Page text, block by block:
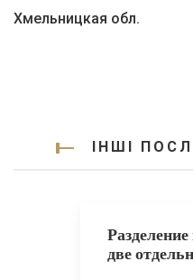
Хмельницкая обл.
ІНШІ
две